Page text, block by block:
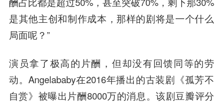
是其他主创和制作成本，那样的剧将是一个什么
局面呢？”
演员拿了极高的片酬，但却没有回馈同等的劳
动。Angelababy在2016年播出的古装剧《孤芳不
自赏》被曝出片酬8000万的消息。该剧豆瓣评分